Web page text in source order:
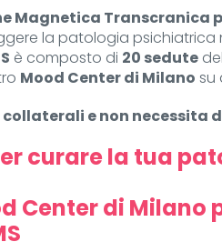
Magnetica Transcranica
la patologia psichiatrica
è composto di 20 sedute
Mood Center di Milano su
e non necessita
curare la tua
Center di Milano